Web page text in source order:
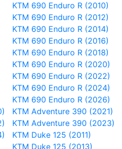
KTM 690 Enduro R (2010)
KTM 690 Enduro R (2012)
KTM 690 Enduro R (2014)
KTM 690 Enduro R (2016)
KTM 690 Enduro R (2018)
KTM 690 Enduro R (2020)
KTM 690 Enduro R (2022)
KTM 690 Enduro R (2024)
KTM 690 Enduro R (2026)
KTM Adventure 390 (2021)
KTM Adventure 390 (2023)
KTM Duke 125 (2011)
KTM Duke 125 (2013)